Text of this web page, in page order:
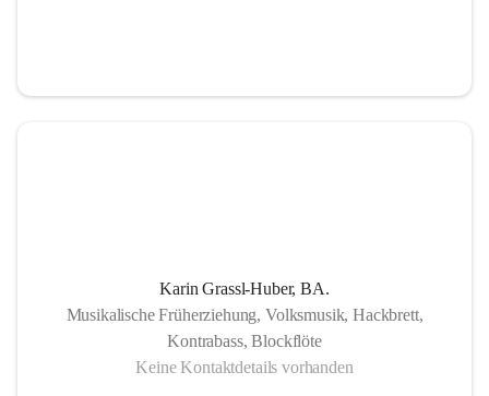
Karin Grassl-Huber, BA.
Musikalische Früherziehung, Volksmusik, Hackbrett,
Kontrabass, Blockflöte
Keine Kontaktdetails vorhanden